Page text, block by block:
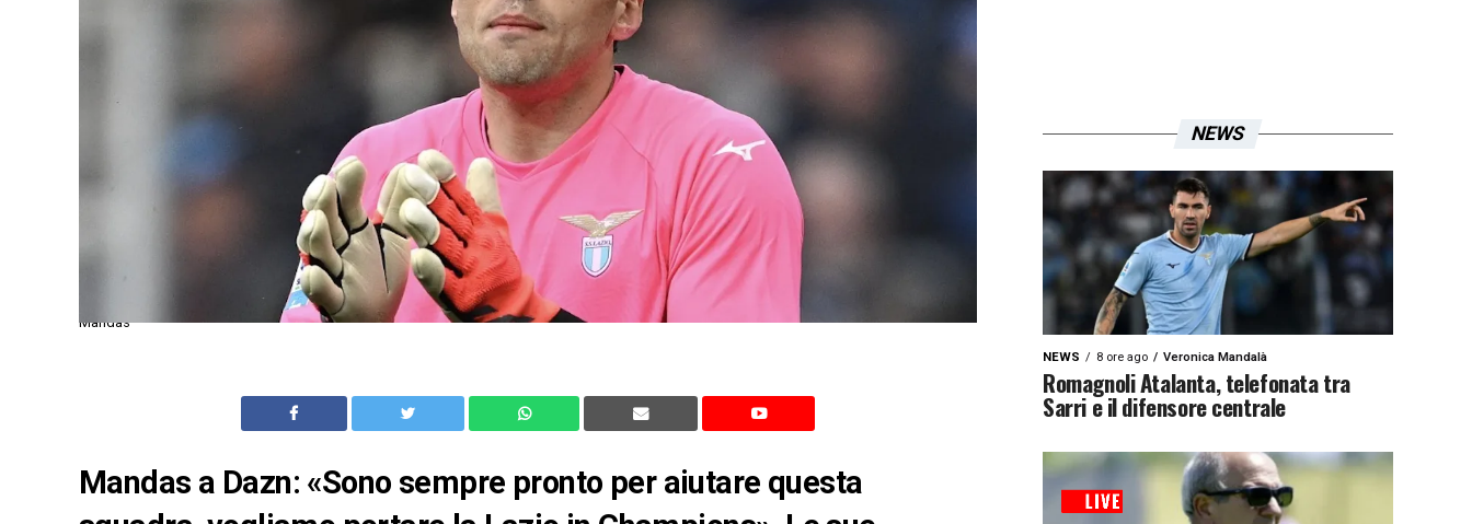
Mandas
Mandas a Dazn: «Sono sempre pronto per aiutare questa
NEWS
NEWS 8 ore ago Veronica Mandalà
Romagnoli Atalanta, telefonata tra
Sarri e il difensore centrale